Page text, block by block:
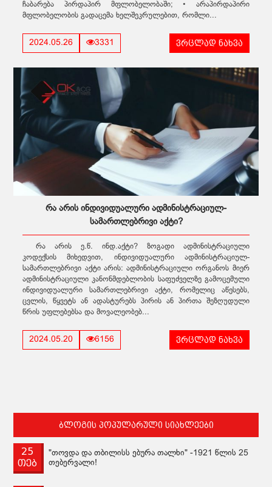
ჩაბარება პირდაპირ მფლობელობაში; • არაპირდაპირი
მფლობელობის გადაცემა ხელშეკრულებით, რომლი...
2024.05.26 3331 ვრცლად ნახვა
რა არის ინდივიდუალური ადმინისტრაციულ-
სამართლებრივი აქტი?
რა არის ე.წ. ინდ.აქტი? ზოგადი ადმინისტრაციული
კოდექსის მიხედვით, ინდივიდუალური ადმინისტრაციულ-
სამართლებრივი აქტი არის: ადმინისტრაციული ორგანოს მიერ
ადმინისტრაციული კანონმდებლობის საფუძველზე გამოცემული
ინდივიდუალური სამართლებრივი აქტი, რომელიც აწესებს,
ცვლის, წყვეტს ან ადასტურებს პირის ან პირთა შეზღუდული
წრის უფლებებსა და მოვალეობებ...
2024.05.20 6156 ვრცლად ნახვა
ბლოგის პოპულარული სიახლეები
25
თებ
"თოვდა და თბილისს ებურა თალხი" -1921 წლის 25
თებერვალი!